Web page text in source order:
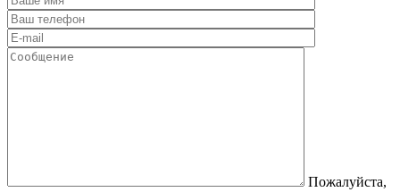
Пожалуйста,